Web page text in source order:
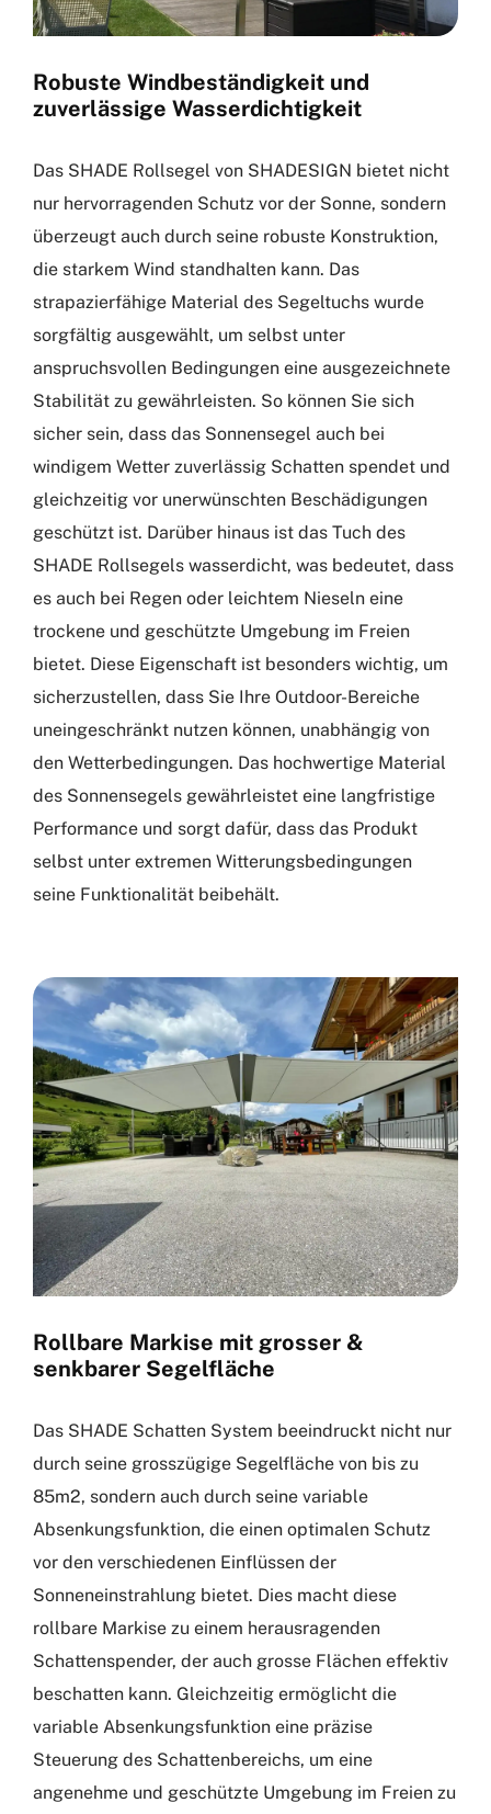
Robuste Windbeständigkeit und
zuverlässige Wasserdichtigkeit
Das SHADE Rollsegel von SHADESIGN bietet nicht
nur hervorragenden Schutz vor der Sonne, sondern
überzeugt auch durch seine robuste Konstruktion,
die starkem Wind standhalten kann. Das
strapazierfähige Material des Segeltuchs wurde
sorgfältig ausgewählt, um selbst unter
anspruchsvollen Bedingungen eine ausgezeichnete
Stabilität zu gewährleisten. So können Sie sich
sicher sein, dass das Sonnensegel auch bei
windigem Wetter zuverlässig Schatten spendet und
gleichzeitig vor unerwünschten Beschädigungen
geschützt ist. Darüber hinaus ist das Tuch des
SHADE Rollsegels wasserdicht, was bedeutet, dass
es auch bei Regen oder leichtem Nieseln eine
trockene und geschützte Umgebung im Freien
bietet. Diese Eigenschaft ist besonders wichtig, um
sicherzustellen, dass Sie Ihre Outdoor-Bereiche
uneingeschränkt nutzen können, unabhängig von
den Wetterbedingungen. Das hochwertige Material
des Sonnensegels gewährleistet eine langfristige
Performance und sorgt dafür, dass das Produkt
selbst unter extremen Witterungsbedingungen
seine Funktionalität beibehält.
Rollbare Markise mit grosser &
senkbarer Segelfläche
Das SHADE Schatten System beeindruckt nicht nur
durch seine grosszügige Segelfläche von bis zu
85m2, sondern auch durch seine variable
Absenkungsfunktion, die einen optimalen Schutz
vor den verschiedenen Einflüssen der
Sonneneinstrahlung bietet. Dies macht diese
rollbare Markise zu einem herausragenden
Schattenspender, der auch grosse Flächen effektiv
beschatten kann. Gleichzeitig ermöglicht die
variable Absenkungsfunktion eine präzise
Steuerung des Schattenbereichs, um eine
angenehme und geschützte Umgebung im Freien zu